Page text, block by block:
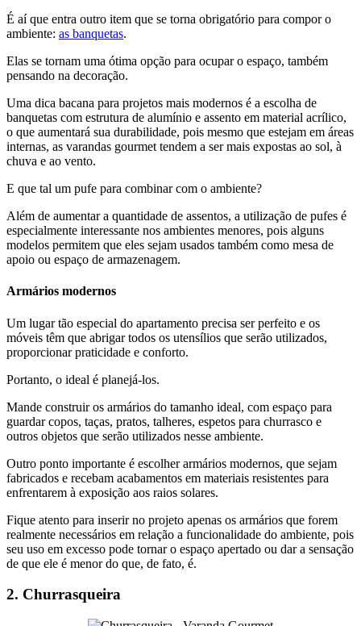
É aí que entra outro item que se torna obrigatório para compor o
ambiente: as banquetas.
Elas se tornam uma ótima opção para ocupar o espaço, também
pensando na decoração.
Uma dica bacana para projetos mais modernos é a escolha de
banquetas com estrutura de alumínio e assento em material acrílico,
o que aumentará sua durabilidade, pois mesmo que estejam em áreas
internas, as varandas gourmet tendem a ser mais expostas ao sol, à
chuva e ao vento.
E que tal um pufe para combinar com o ambiente?
Além de aumentar a quantidade de assentos, a utilização de pufes é
especialmente interessante nos ambientes menores, pois alguns
modelos permitem que eles sejam usados também como mesa de
apoio ou espaço de armazenagem.
Armários modernos
Um lugar tão especial do apartamento precisa ser perfeito e os
móveis têm que abrigar todos os utensílios que serão utilizados,
proporcionar praticidade e conforto.
Portanto, o ideal é planejá-los.
Mande construir os armários do tamanho ideal, com espaço para
guardar copos, taças, pratos, talheres, espetos para churrasco e
outros objetos que serão utilizados nesse ambiente.
Outro ponto importante é escolher armários modernos, que sejam
fabricados e recebam acabamentos em materiais resistentes para
enfrentarem à exposição aos raios solares.
Fique atento para inserir no projeto apenas os armários que forem
realmente necessários em relação a funcionalidade do ambiente, pois
seu uso em excesso pode tornar o espaço apertado ou dar a sensação
de que ele é menor do que, de fato, é.
2. Churrasqueira